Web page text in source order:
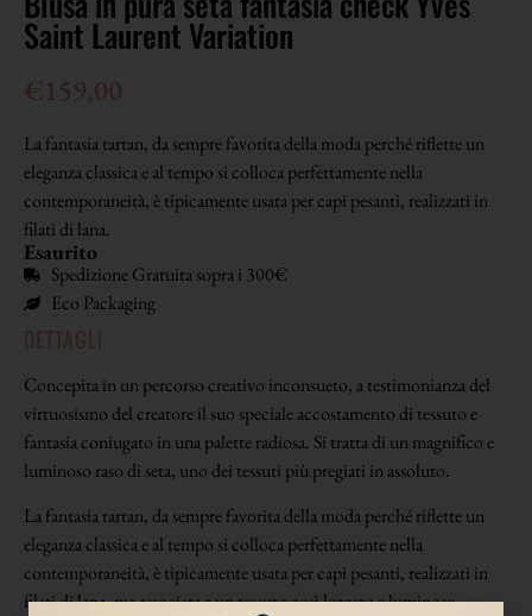
Saint Laurent Variation
La fantasia tartan, da sempre favorita della moda perché riflette un
eleganza classica e al tempo si colloca perfettamente nella
contemporaneità, è tipicamente usata per capi pesanti, realizzati in
filati di lana.
Esaurito
Spedizione Gratuita sopra i 300€
Eco Packaging
Concepita in un percorso creativo inconsueto, a testimonianza del
virtuosismo del creatore il suo speciale accostamento di tessuto e
fantasia coniugato in una palette radiosa. Si tratta di un magnifico e
luminoso raso di seta, uno dei tessuti più pregiati in assoluto.
La fantasia tartan, da sempre favorita della moda perché riflette un
eleganza classica e al tempo si colloca perfettamente nella
contemporaneità, è tipicamente usata per capi pesanti, realizzati in
filati di lana, ma associata a un tessuto così leggero e luminoso